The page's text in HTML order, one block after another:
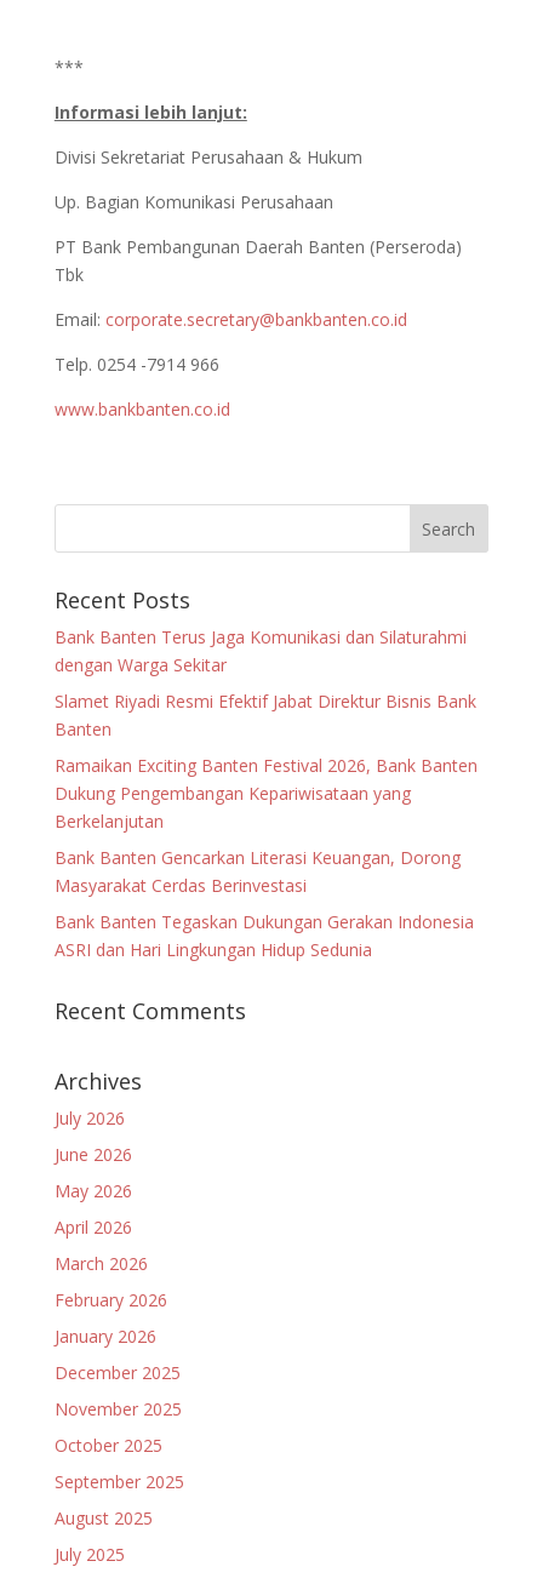
***
Informasi lebih lanjut:
Divisi Sekretariat Perusahaan & Hukum
Up. Bagian Komunikasi Perusahaan
PT Bank Pembangunan Daerah Banten (Perseroda)
Tbk
Email: corporate.secretary@bankbanten.co.id
Telp. 0254 -7914 966
www.bankbanten.co.id
Recent Posts
Bank Banten Terus Jaga Komunikasi dan Silaturahmi
dengan Warga Sekitar
Slamet Riyadi Resmi Efektif Jabat Direktur Bisnis Bank
Banten
Ramaikan Exciting Banten Festival 2026, Bank Banten
Dukung Pengembangan Kepariwisataan yang
Berkelanjutan
Bank Banten Gencarkan Literasi Keuangan, Dorong
Masyarakat Cerdas Berinvestasi
Bank Banten Tegaskan Dukungan Gerakan Indonesia
ASRI dan Hari Lingkungan Hidup Sedunia
Recent Comments
Archives
July 2026
June 2026
May 2026
April 2026
March 2026
February 2026
January 2026
December 2025
November 2025
October 2025
September 2025
August 2025
July 2025